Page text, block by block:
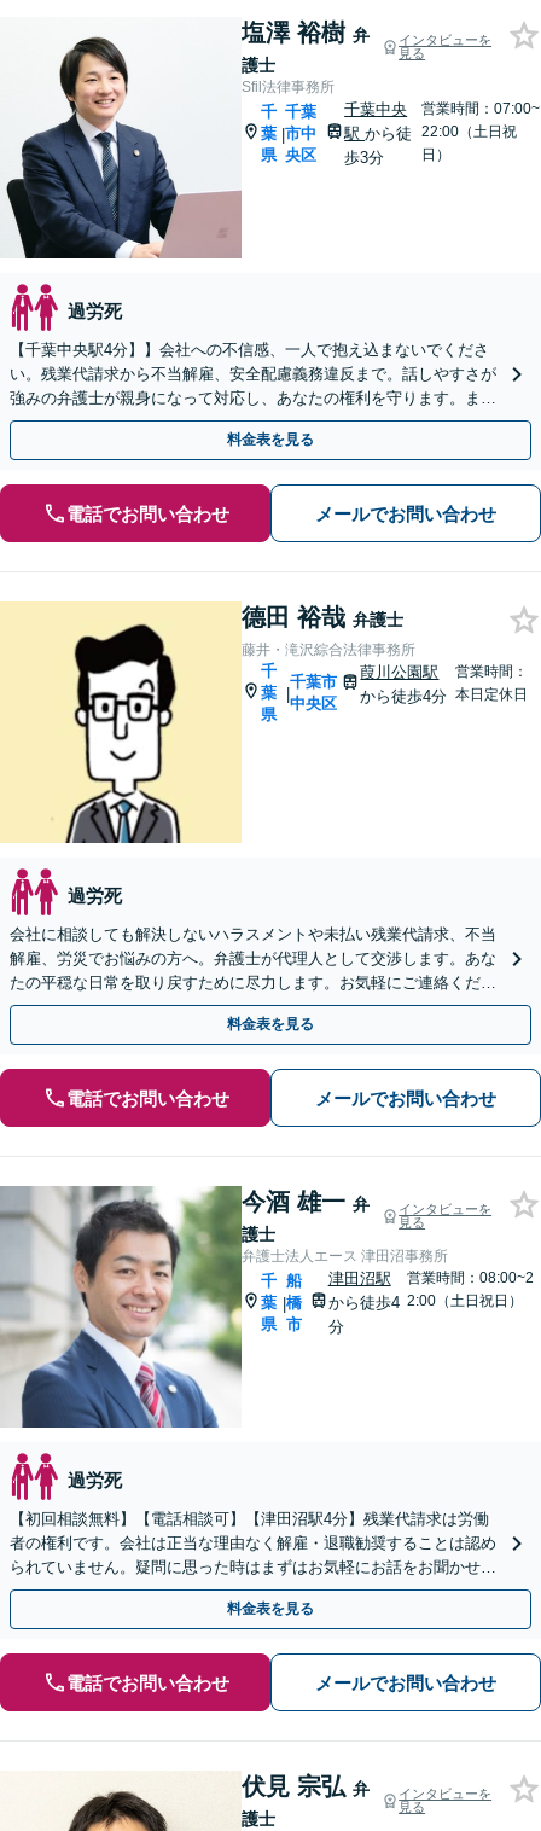
塩澤 裕樹 弁
護士
インタビューを
見る
Sfil法律事務所
千
葉
県
|
千葉
市中
央区
千葉中央
駅から徒
歩3分
営業時間：07:00~
22:00（土日祝
日）
過労死
【千葉中央駅4分】】会社への不信感、一人で抱え込まないでくださ
い。残業代請求から不当解雇、安全配慮義務違反まで。話しやすさが
強みの弁護士が親身になって対応し、あなたの権利を守ります。まず
はお気軽にご相談ください【夜間・休日面談可】
料金表を見る
電話でお問い合わせ メールでお問い合わせ
德田 裕哉 弁護士
藤井・滝沢綜合法律事務所
千
葉
県
|
千葉市
中央区
葭川公園駅
から徒歩4分
営業時間：
本日定休日
過労死
会社に相談しても解決しないハラスメントや未払い残業代請求、不当
解雇、労災でお悩みの方へ。弁護士が代理人として交渉します。あな
たの平穏な日常を取り戻すために尽力します。お気軽にご連絡くださ
い。【事前予約で休日・夜間面談可】
料金表を見る
電話でお問い合わせ メールでお問い合わせ
今酒 雄一 弁
護士
インタビューを
見る
弁護士法人エース 津田沼事務所
千
葉
県
|
船
橋
市
津田沼駅
から徒歩4
分
営業時間：08:00~2
2:00（土日祝日）
過労死
【初回相談無料】【電話相談可】【津田沼駅4分】残業代請求は労働
者の権利です。会社は正当な理由なく解雇・退職勧奨することは認め
られていません。疑問に思った時はまずはお気軽にお話をお聞かせく
ださい。
料金表を見る
電話でお問い合わせ メールでお問い合わせ
伏見 宗弘 弁
護士
インタビューを
見る